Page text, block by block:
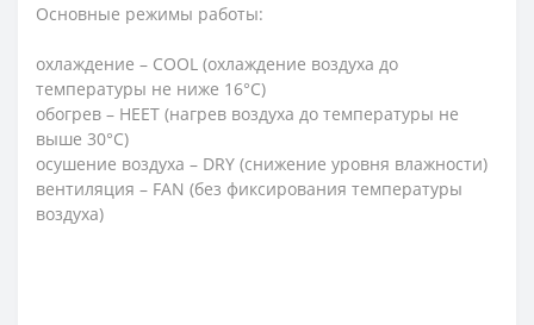
Основные режимы работы:
охлаждение – COOL (охлаждение воздуха до
температуры не ниже 16°С)
обогрев – HEET (нагрев воздуха до температуры не
выше 30°С)
осушение воздуха – DRY (снижение уровня влажности)
вентиляция – FAN (без фиксирования температуры
воздуха)